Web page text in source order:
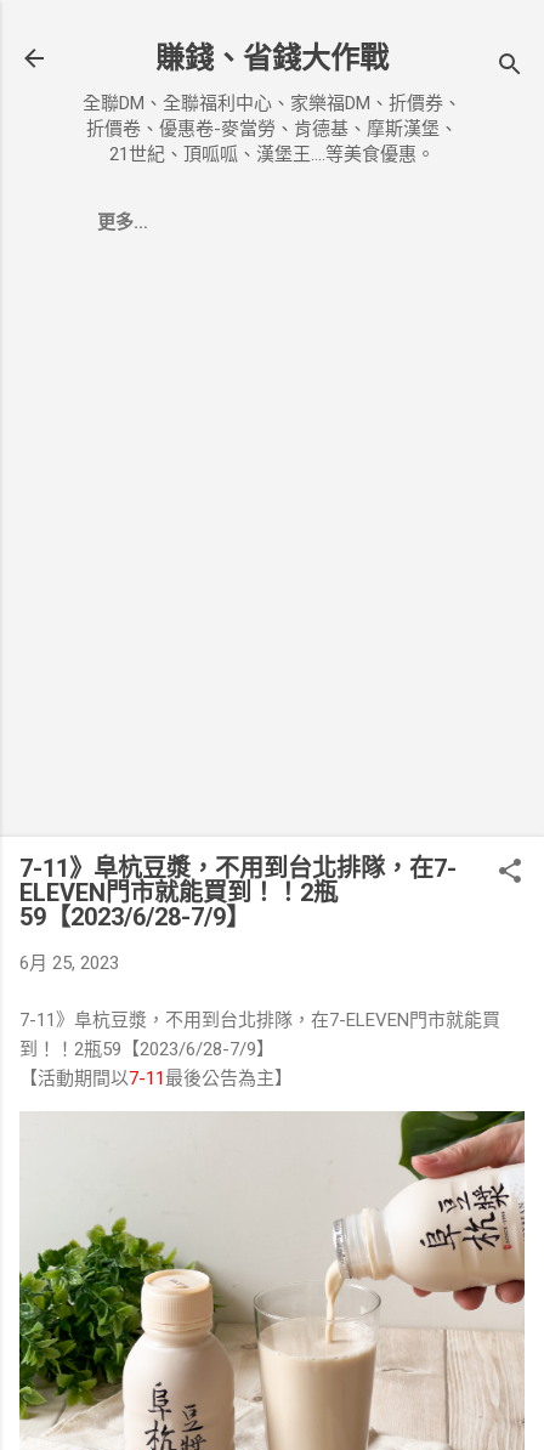
賺錢、省錢大作戰
全聯DM、全聯福利中心、家樂福DM、折價券、
折價卷、優惠卷-麥當勞、肯德基、摩斯漢堡、
21世紀、頂呱呱、漢堡王....等美食優惠。
更多…
7-11》阜杭豆漿，不用到台北排隊，在7-
ELEVEN門市就能買到！！2瓶
59【2023/6/28-7/9】
6月 25, 2023
7-11》阜杭豆漿，不用到台北排隊，在7-ELEVEN門市就能買
到！！2瓶59【2023/6/28-7/9】
【活動期間以7-11最後公告為主】